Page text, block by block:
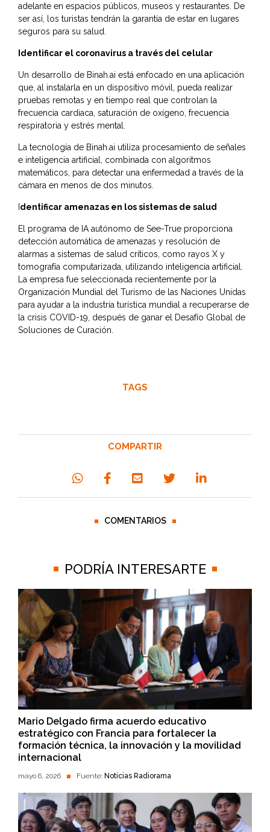
adelante en espacios públicos, museos y restaurantes. De
ser así, los turistas tendrán la garantía de estar en lugares
seguros para su salud.
Identificar el coronavirus a través del celular
Un desarrollo de Binah.ai está enfocado en una aplicación
que, al instalarla en un dispositivo móvil, pueda realizar
pruebas remotas y en tiempo real que controlan la
frecuencia cardiaca, saturación de oxígeno, frecuencia
respiratoria y estrés mental.
La tecnología de Binah.ai utiliza procesamiento de señales
e inteligencia artificial, combinada con algoritmos
matemáticos, para detectar una enfermedad a través de la
cámara en menos de dos minutos.
dentificar amenazas en los sistemas de salud
El programa de IA autónomo de See-True proporciona
detección automática de amenazas y resolución de
alarmas a sistemas de salud críticos, como rayos X y
tomografía computarizada, utilizando inteligencia artificial.
La empresa fue seleccionada recientemente por la
Organización Mundial del Turismo de las Naciones Unidas
para ayudar a la industria turística mundial a recuperarse de
la crisis COVID-19, después de ganar el Desafío Global de
Soluciones de Curación.
TAGS
COMPARTIR
COMENTARIOS
PODRÍA INTERESARTE
Mario Delgado firma acuerdo educativo
estratégico con Francia para fortalecer la
formación técnica, la innovación y la movilidad
internacional
mayo 6, 2026 Fuente: Noticias Radiorama